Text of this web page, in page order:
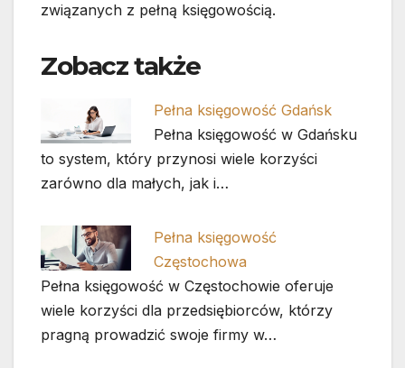
związanych z pełną księgowością.
Zobacz także
Pełna księgowość Gdańsk
Pełna księgowość w Gdańsku
to system, który przynosi wiele korzyści
zarówno dla małych, jak i…
Pełna księgowość
Częstochowa
Pełna księgowość w Częstochowie oferuje
wiele korzyści dla przedsiębiorców, którzy
pragną prowadzić swoje firmy w…